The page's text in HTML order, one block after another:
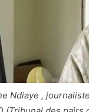
Ndiaye ,